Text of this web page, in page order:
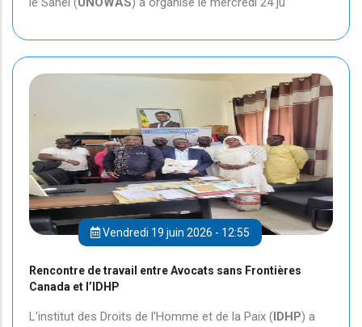
Vendredi 19 juin 2026 - 12:55
Rencontre de travail entre Avocats sans Frontières
Canada et l’IDHP
L'institut des Droits de l'Homme et de la Paix (IDHP) a